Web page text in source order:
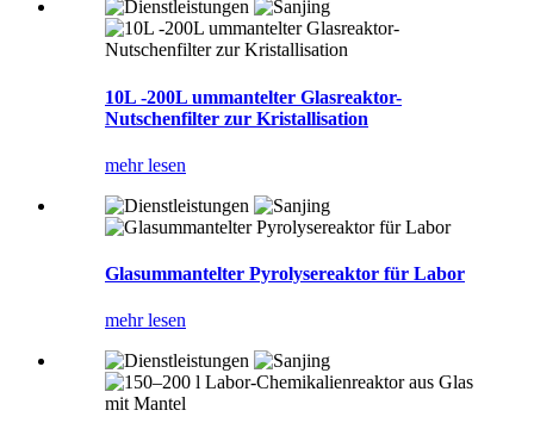
10L -200L ummantelter Glasreaktor-
Nutschenfilter zur Kristallisation
mehr lesen
Glasummantelter Pyrolysereaktor für Labor
mehr lesen